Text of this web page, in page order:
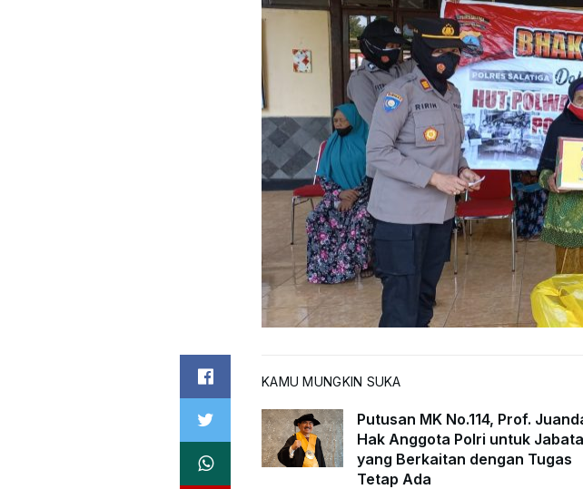
KAMU MUNGKIN SUKA
Putusan MK No.114, Prof.
Hak Anggota Polri untuk
yang Berkaitan dengan Tugas
Tetap Ada